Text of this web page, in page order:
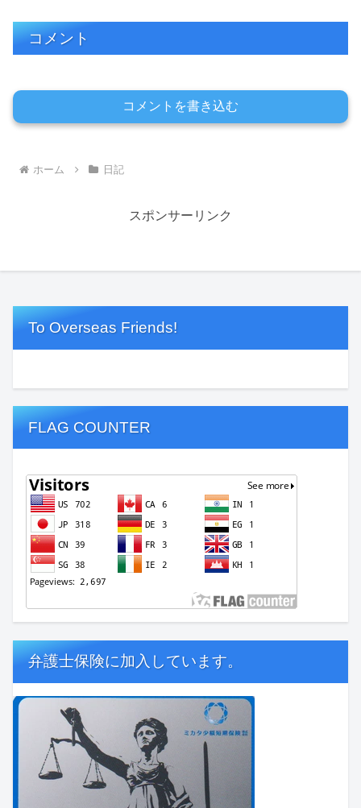
コメント
コメントを書き込む
ホーム 日記
スポンサーリンク
To Overseas Friends!
FLAG COUNTER
弁護士保険に加入しています。